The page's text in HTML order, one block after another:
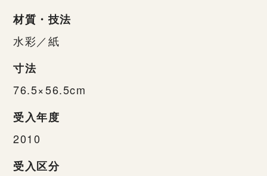
材質・技法
水彩／紙
寸法
76.5×56.5cm
受入年度
2010
受入区分